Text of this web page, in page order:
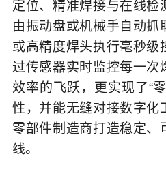
定位、精准焊接与在线检
由振动盘或机械手自动抓
或高精度焊头执行毫秒级
过传感器实时监控每一次
效率的飞跃，更实现了“
性，并能无缝对接数字化
零部件制造商打造稳定、
线。